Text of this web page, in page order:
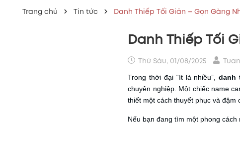
Trang chủ Tin tức Danh Thiếp Tối Giản – Gọn Gàng
Danh Thiếp Tối
Thứ Sáu, 01/08/2025
Trong thời đại “ít là nhiều”,danh
chuyên nghiệp. Một chiếc name
thiết một cách thuyết phục và đậm
Nếu bạn đang tìm một phong